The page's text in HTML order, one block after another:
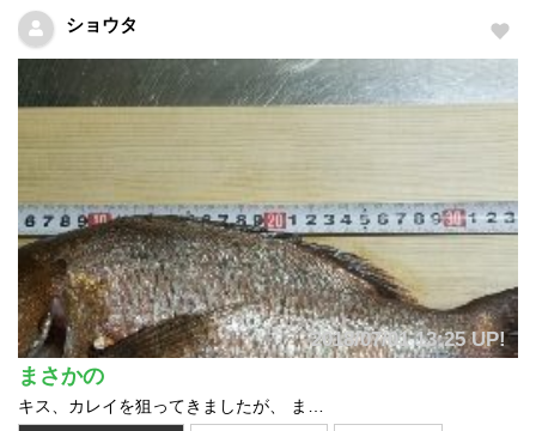
ショウタ
2018/07/01 13:25 UP!
まさかの
キス、カレイを狙ってきましたが、 ま…